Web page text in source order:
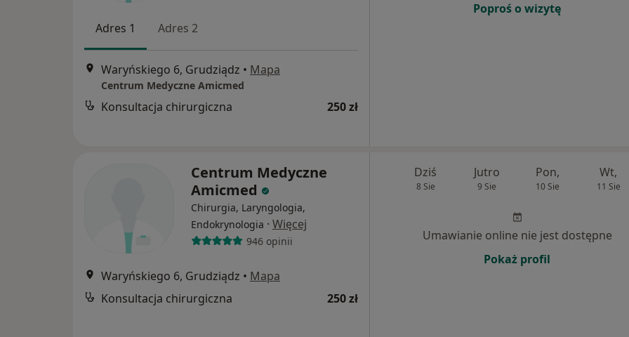
Adres 1 Adres 2
Waryńskiego 6, Grudziądz • Mapa
Centrum Medyczne Amicmed
Konsultacja chirurgiczna 250 zł
Poproś o wizytę
Centrum Medyczne
Amicmed
Chirurgia, Laryngologia,
Endokrynologia · Więcej
946 opinii
Waryńskiego 6, Grudziądz • Mapa
Konsultacja chirurgiczna
250 zł
Dziś
8 Sie
Jutro
9 Sie
Pon,
10 Sie
Wt,
11 Sie
Umawianie online nie jest dostępne
Pokaż profil